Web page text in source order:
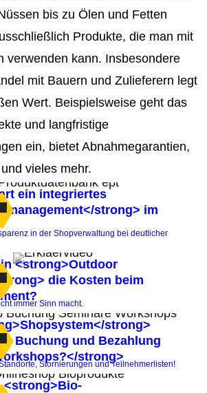
bis zu Ölen und Fetten
Produkte, die man mit
verwenden kann. Insbesondere
mit Bauern und Zulieferern legt
Wert. Beispielsweise geht das
und langfristige
ein, bietet Abnahmegarantien,
vieles mehr.
ein integriertes
strong> im
in der Shopverwaltung bei deutlicher
<strong>Outdoor
die Kosten beim
immer Sinn macht.
strong>
Buchung und Bezahlung
strong>
Stornierungen und Teilnehmerlisten!
<strong>Bio-